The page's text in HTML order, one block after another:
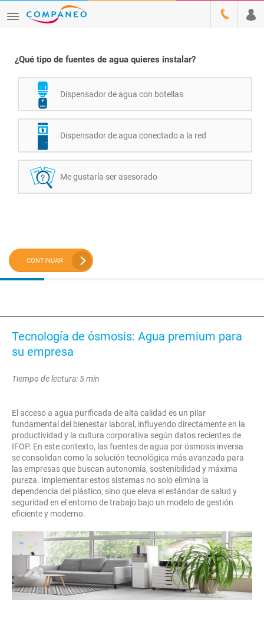
¿Qué tipo de fuentes de agua quieres instalar?
Dispensador de agua con botellas
Dispensador de agua conectado a la red
Me gustaría ser asesorado
CONTINUAR
Tecnología de ósmosis: Agua premium para
su empresa
Tiempo de lectura: 5 min
El acceso a agua purificada de alta calidad es un pilar
fundamental del bienestar laboral, influyendo directamente en la
productividad y la cultura corporativa según datos recientes de
IFOP. En este contexto, las fuentes de agua por ósmosis inversa
se consolidan como la solución tecnológica más avanzada para
las empresas que buscan autonomía, sostenibilidad y máxima
pureza. Implementar estos sistemas no solo elimina la
dependencia del plástico, sino que eleva el estándar de salud y
seguridad en el entorno de trabajo bajo un modelo de gestión
eficiente y moderno.